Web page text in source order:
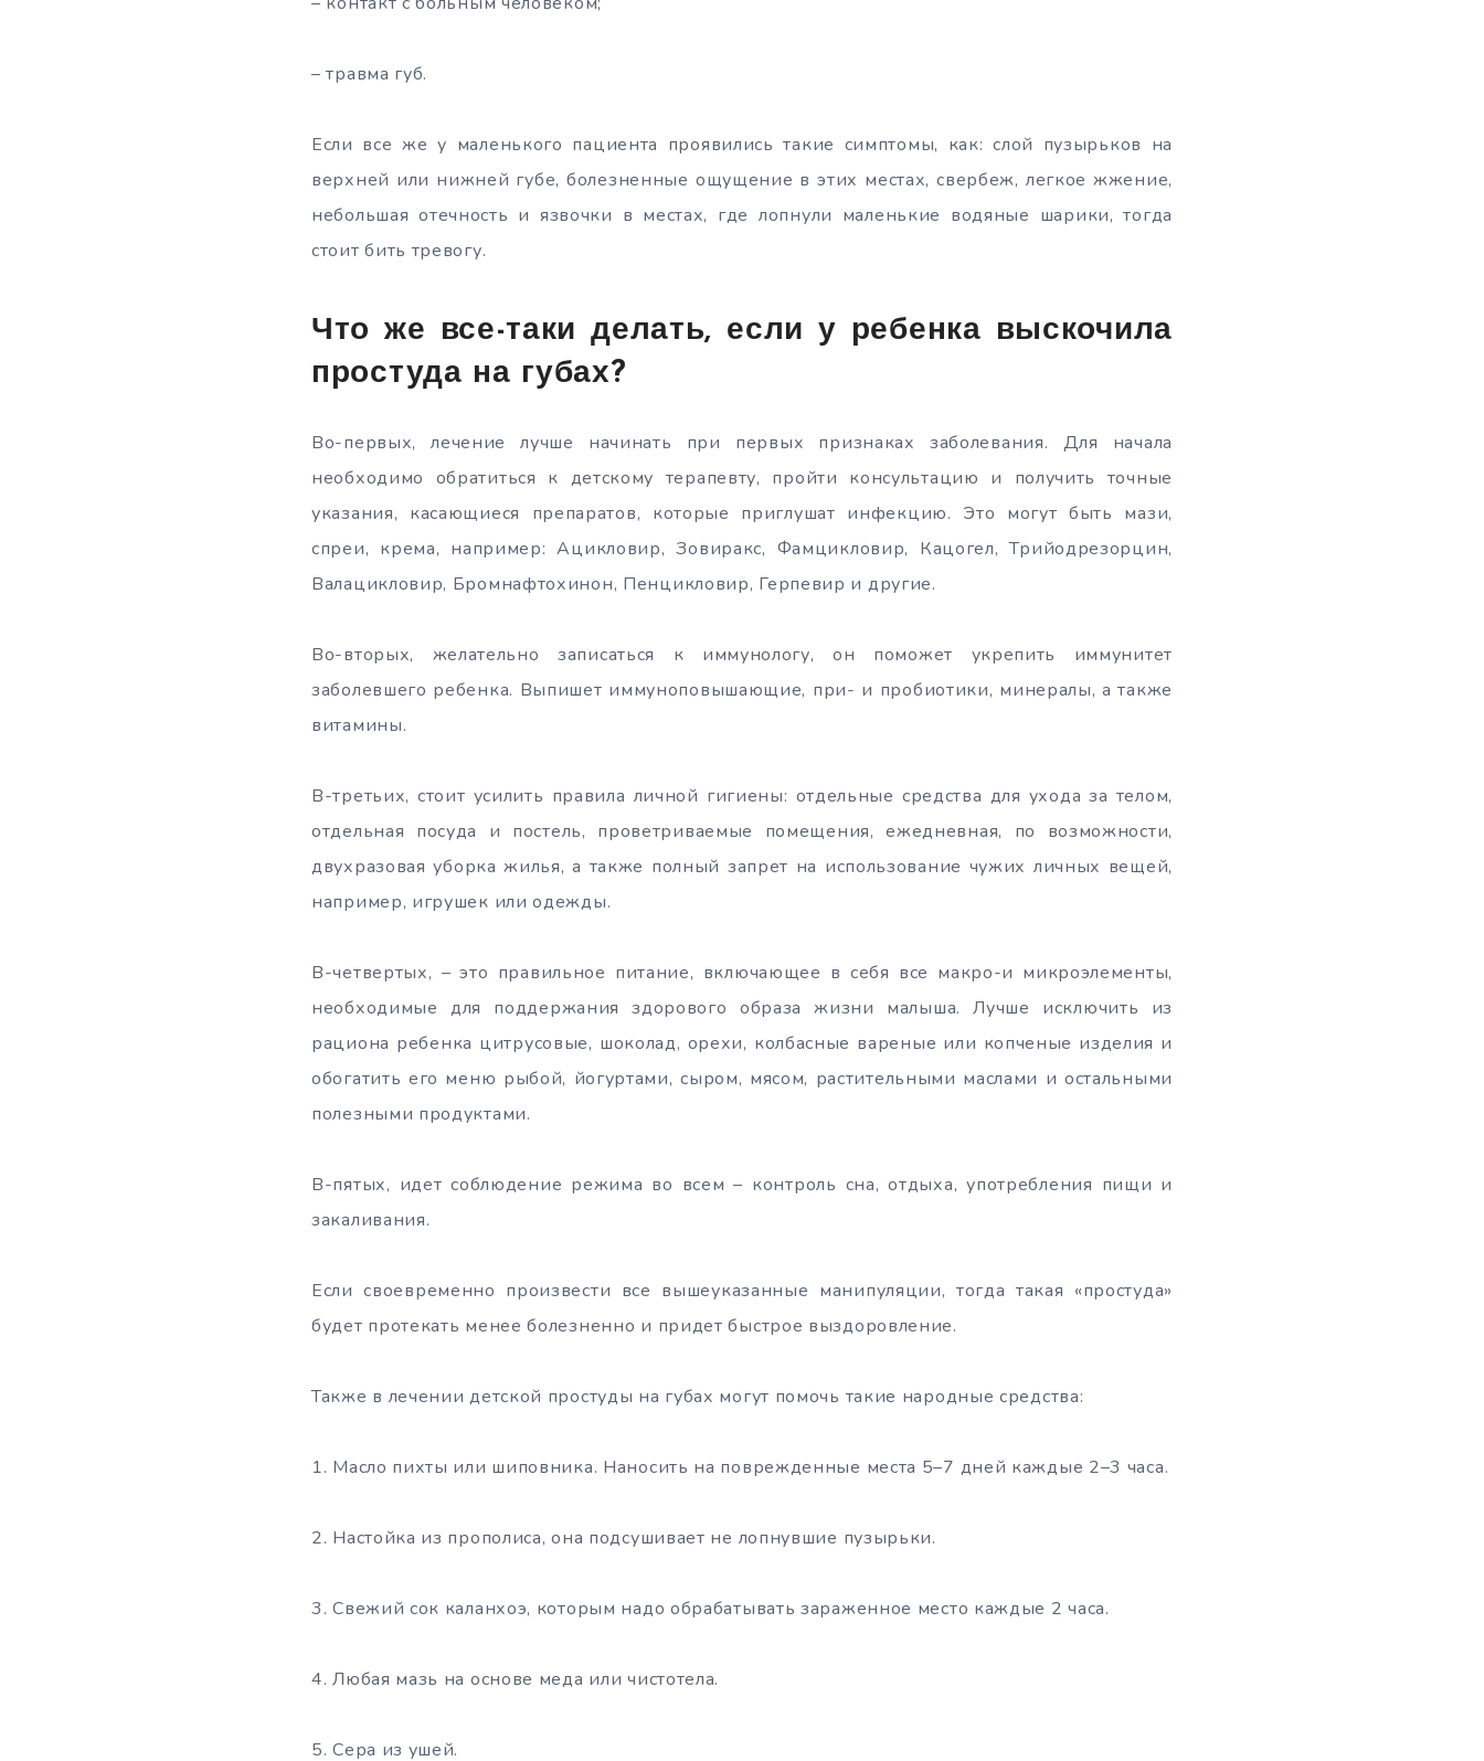
– травма губ.
Если все же у маленького пациента проявились такие симптомы, как: слой пузырьков на
верхней или нижней губе, болезненные ощущение в этих местах, свербеж, легкое жжение,
небольшая отечность и язвочки в местах, где лопнули маленькие водяные шарики, тогда
стоит бить тревогу.
Что же все-таки делать, если у ребенка выскочила
простуда на губах?
Во-первых, лечение лучше начинать при первых признаках заболевания. Для начала
необходимо обратиться к детскому терапевту, пройти консультацию и получить точные
указания, касающиеся препаратов, которые приглушат инфекцию. Это могут быть мази,
спреи, крема, например: Ацикловир, Зовиракс, Фамцикловир, Кацогел, Трийодрезорцин,
Валацикловир, Бромнафтохинон, Пенцикловир, Герпевир и другие.
Во-вторых, желательно записаться к иммунологу, он поможет укрепить иммунитет
заболевшего ребенка. Выпишет иммуноповышающие, при- и пробиотики, минералы, а также
витамины.
В-третьих, стоит усилить правила личной гигиены: отдельные средства для ухода за телом,
отдельная посуда и постель, проветриваемые помещения, ежедневная, по возможности,
двухразовая уборка жилья, а также полный запрет на использование чужих личных вещей,
например, игрушек или одежды.
В-четвертых, – это правильное питание, включающее в себя все макро-и микроэлементы,
необходимые для поддержания здорового образа жизни малыша. Лучше исключить из
рациона ребенка цитрусовые, шоколад, орехи, колбасные вареные или копченые изделия и
обогатить его меню рыбой, йогуртами, сыром, мясом, растительными маслами и остальными
полезными продуктами.
В-пятых, идет соблюдение режима во всем – контроль сна, отдыха, употребления пищи и
закаливания.
Если своевременно произвести все вышеуказанные манипуляции, тогда такая «простуда»
будет протекать менее болезненно и придет быстрое выздоровление.
Также в лечении детской простуды на губах могут помочь такие народные средства:
1. Масло пихты или шиповника. Наносить на поврежденные места 5–7 дней каждые 2–3 часа.
2. Настойка из прополиса, она подсушивает не лопнувшие пузырьки.
3. Свежий сок каланхоэ, которым надо обрабатывать зараженное место каждые 2 часа.
4. Любая мазь на основе меда или чистотела.
5. Сера из ушей.